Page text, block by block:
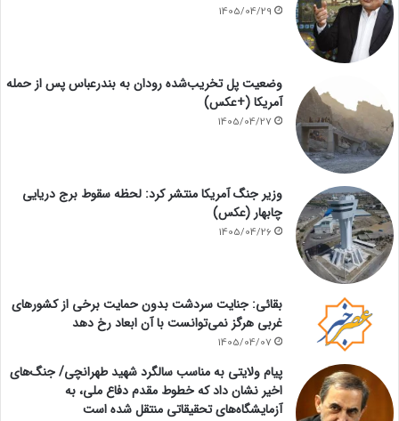
1405/04/29
وضعیت پل تخریب‌شده رودان به بندرعباس پس از حمله
آمریکا (+عکس)
1405/04/27
وزیر جنگ آمریکا منتشر کرد: لحظه سقوط برج دریایی
چابهار (عکس)
1405/04/26
بقائی: جنایت سردشت بدون حمایت برخی از کشورهای
غربی هرگز نمی‌توانست با آن ابعاد رخ دهد
1405/04/07
پیام ولایتی به مناسب سالگرد شهید طهرانچی/ جنگ‌های
اخیر نشان داد که خطوط مقدم دفاع ملی، به
آزمایشگاه‌های تحقیقاتی منتقل شده است